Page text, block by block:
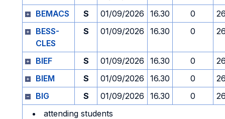
BEMACS
S 01/09/2026 16.30 0
BESS-
CLES
S 01/09/2026 16.30 0
BIEF S 01/09/2026 16.30 0
BIEM
S 01/09/2026 16.30 0
BIG
S 01/09/2026 16.30 0
attending students